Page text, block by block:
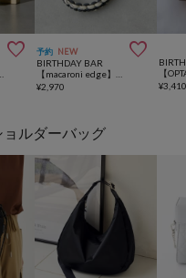

】LOWKEY SET
予約 NEW 
BIRTHDAY BAR
【macaroni edge】ソロモン編みケーブルストラップ type C
¥2,970 ¥
ルダーバッグ